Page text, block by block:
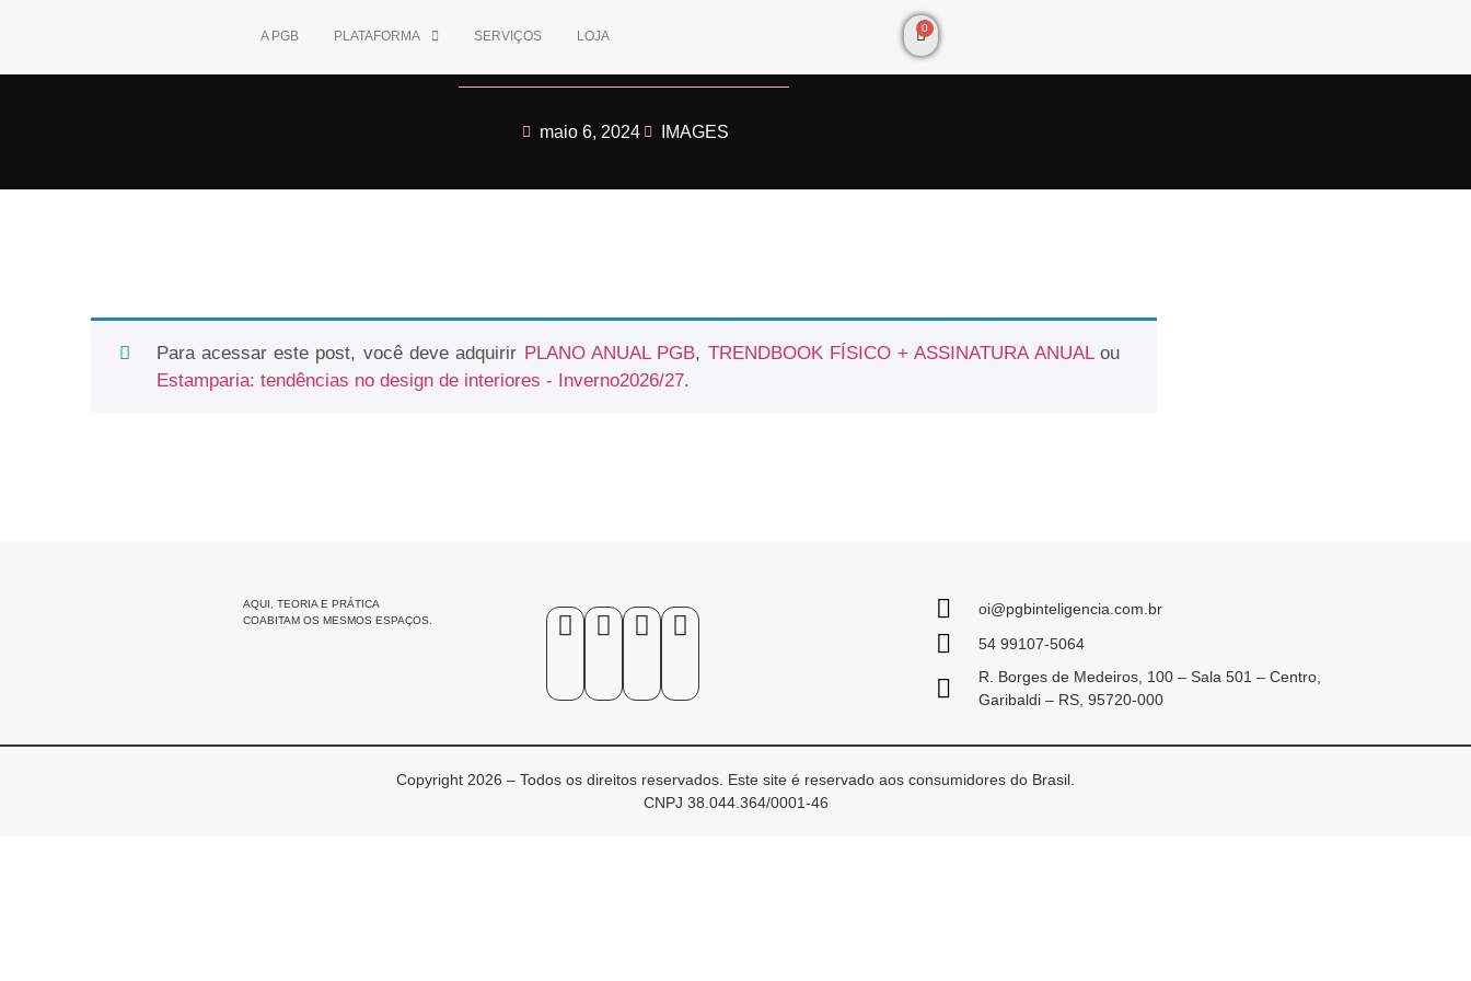
A PGB PLATAFORMA SERVIÇOS LOJA
0
maio 6, 2024 IMAGES
Para acessar este post, você deve adquirir PLANO ANUAL PGB, TRENDBOOK FÍSICO + ASSINATURA ANUALou
Estamparia: tendências no design de interiores - Inverno2026/27.
AQUI, TEORIA E PRÁTICA
COABITAM OS MESMOS ESPAÇOS.
oi@pgbinteligencia.com.br
54 99107-5064
R. Borges de Medeiros, 100 – Sala 501 – Centro,
Garibaldi – RS, 95720-000
Copyright 2026 – Todos os direitos reservados. Este site é reservado aos consumidores do Brasil.
CNPJ 38.044.364/0001-46